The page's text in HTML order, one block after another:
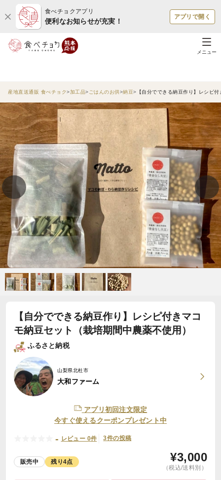
食べチョクアプリ
便利なお知らせが充実！
アプリで開く
メニュー
産地直送通販 食べチョク 加工品 ごはんのお供 納豆 【自分でできる納豆作り】レシピ
【自分でできる納豆作り】レシピ付きマコ
モ納豆セット（栽培期間中農薬不使用）
ふるさと納税
山梨県北杜市
大和ファーム
アプリ初回注文限定
今すぐ使えるクーポンプレゼント中
- レビュー 0件 3件の投稿
販売中 残り4点 ¥3,000
（税込/送料別）